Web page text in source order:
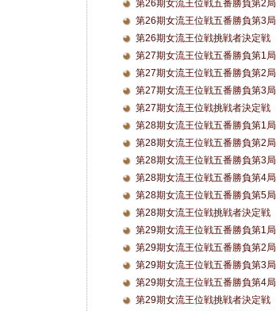
第26期女流王位戦五番勝負第2局
第26期女流王位戦五番勝負第3局
第26期女流王位戦挑戦者決定戦
第27期女流王位戦五番勝負第1局
第27期女流王位戦五番勝負第2局
第27期女流王位戦五番勝負第3局
第27期女流王位戦挑戦者決定戦
第28期女流王位戦五番勝負第1局
第28期女流王位戦五番勝負第2局
第28期女流王位戦五番勝負第3局
第28期女流王位戦五番勝負第4局
第28期女流王位戦五番勝負第5局
第28期女流王位戦挑戦者決定戦
第29期女流王位戦五番勝負第1局
第29期女流王位戦五番勝負第2局
第29期女流王位戦五番勝負第3局
第29期女流王位戦五番勝負第4局
第29期女流王位戦挑戦者決定戦